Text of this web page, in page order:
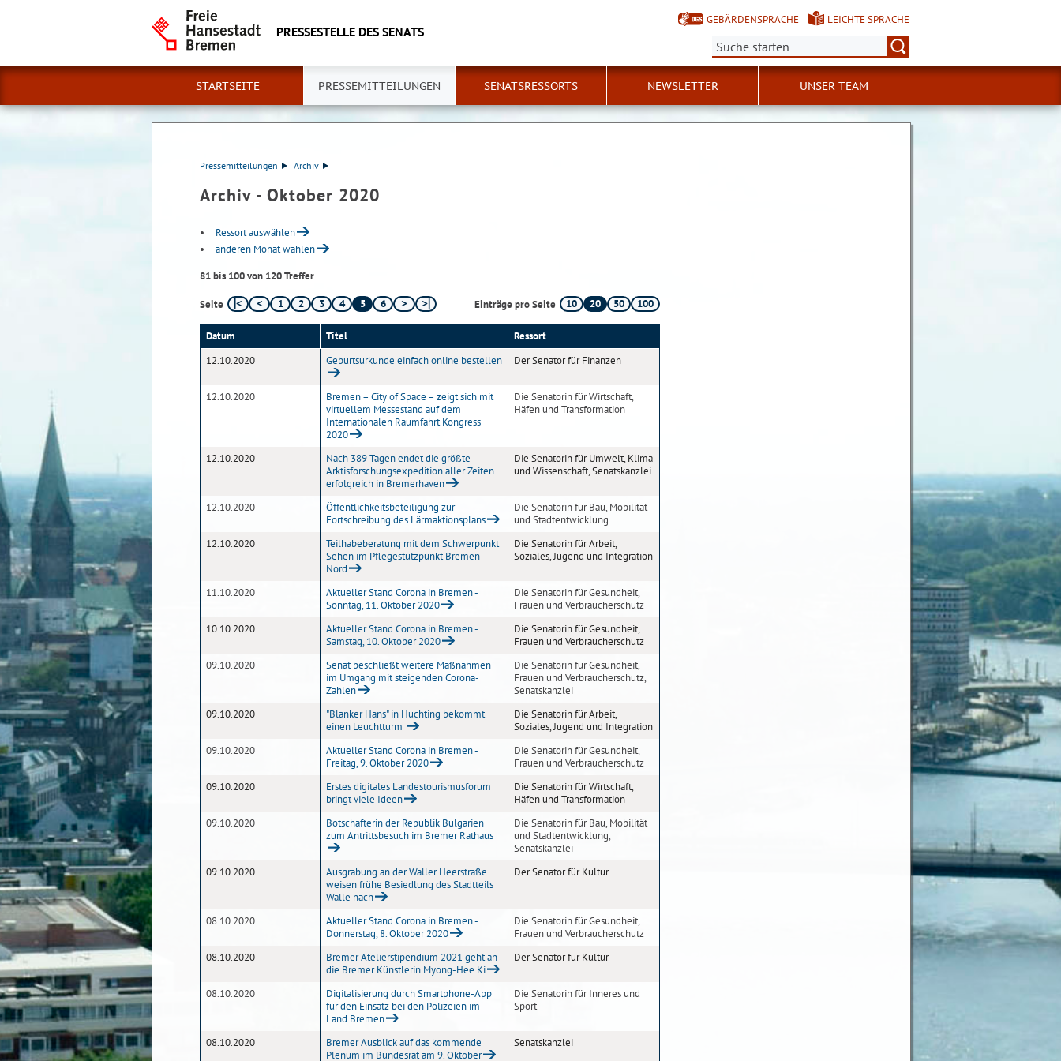
PRESSESTELLE DES SENATS
GEBÄRDENSPRACHE
LEICHTE SPRACHE
Suche:
STARTSEITE PRESSEMITTEILUNGEN SENATSRESSORTS NEWSLETTER UNSER TEAM
Pressemitteilungen Archiv
Archiv - Oktober 2020
Ressort auswählen
anderen Monat wählen
81 bis 100 von 120 Treffer
Seite 1 2 3 4 5 6 Einträge pro Seite 10 20 50 100
Datum Titel
Ressort
12.10.2020
Geburtsurkunde einfach online bestellen Der Senator für Finanzen
12.10.2020
Bremen – City of Space – zeigt sich mit
virtuellem Messestand auf dem
Internationalen Raumfahrt Kongress
2020
Die Senatorin für Wirtschaft,
Häfen und Transformation
12.10.2020
Nach 389 Tagen endet die größte
Arktisforschungsexpedition aller Zeiten
erfolgreich in Bremerhaven
Die Senatorin für Umwelt, Klima
und Wissenschaft, Senatskanzlei
12.10.2020
Öffentlichkeitsbeteiligung zur
Fortschreibung des Lärmaktionsplans
Die Senatorin für Bau, Mobilität
und Stadtentwicklung
12.10.2020
Teilhabeberatung mit dem Schwerpunkt
Sehen im Pflegestützpunkt Bremen-
Nord
Die Senatorin für Arbeit,
Soziales, Jugend und Integration
11.10.2020
Aktueller Stand Corona in Bremen -
Sonntag, 11. Oktober 2020
Die Senatorin für Gesundheit,
Frauen und Verbraucherschutz
10.10.2020
Aktueller Stand Corona in Bremen -
Samstag, 10. Oktober 2020
Die Senatorin für Gesundheit,
Frauen und Verbraucherschutz
09.10.2020
Senat beschließt weitere Maßnahmen
im Umgang mit steigenden Corona-
Zahlen
Die Senatorin für Gesundheit,
Frauen und Verbraucherschutz,
Senatskanzlei
09.10.2020
"Blanker Hans" in Huchting bekommt
einen Leuchtturm
Die Senatorin für Arbeit,
Soziales, Jugend und Integration
09.10.2020
Aktueller Stand Corona in Bremen -
Freitag, 9. Oktober 2020
Die Senatorin für Gesundheit,
Frauen und Verbraucherschutz
09.10.2020
Erstes digitales Landestourismusforum
bringt viele Ideen
Die Senatorin für Wirtschaft,
Häfen und Transformation
09.10.2020
Botschafterin der Republik Bulgarien
zum Antrittsbesuch im Bremer Rathaus
Die Senatorin für Bau, Mobilität
und Stadtentwicklung,
Senatskanzlei
09.10.2020
Ausgrabung an der Waller Heerstraße
weisen frühe Besiedlung des Stadtteils
Walle nach
Der Senator für Kultur
08.10.2020
Aktueller Stand Corona in Bremen -
Donnerstag, 8. Oktober 2020
Die Senatorin für Gesundheit,
Frauen und Verbraucherschutz
08.10.2020
Bremer Atelierstipendium 2021 geht an
die Bremer Künstlerin Myong-Hee Ki
Der Senator für Kultur
08.10.2020
Digitalisierung durch Smartphone-App
für den Einsatz bei den Polizeien im
Land Bremen
Die Senatorin für Inneres und
Sport
08.10.2020
Bremer Ausblick auf das kommende
Plenum im Bundesrat am 9. Oktober
Senatskanzlei